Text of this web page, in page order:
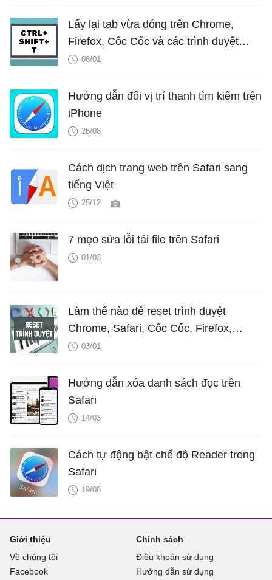
Lấy lại tab vừa đóng trên Chrome,
Firefox, Cốc Cốc và các trình duyệt
khác08/01
Hướng dẫn đổi vị trí thanh tìm kiếm trên
iPhone
26/08
Cách dịch trang web trên Safari sang
tiếng Việt
25/12
7 mẹo sửa lỗi tải file trên Safari
01/03
Làm thế nào để reset trình duyệt
Chrome, Safari, Cốc Cốc, Firefox,
Edge, IE về lại trạng thái mặc định?
03/01
Hướng dẫn xóa danh sách đọc trên
Safari
14/03
Cách tự động bật chế độ Reader trong
Safari
19/08
Giới thiệu
Về chúng tôi
Facebook
Chính sách
Điều khoản sử dụng
Hướng dẫn sử dụng